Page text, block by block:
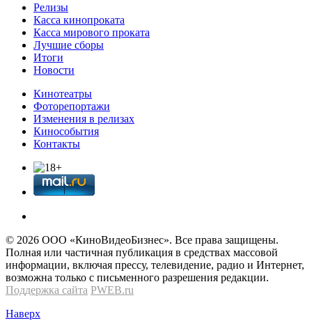
Релизы
Касса кинопроката
Касса мирового проката
Лучшие сборы
Итоги
Новости
Кинотеатры
Фоторепортажи
Изменения в релизах
Кинособытия
Контакты
© 2026 OOО «КиноВидеоБизнес». Все права защищены.
Полная или частичная публикация в средствах массовой
информации, включая прессу, телевидение, радио и Интернет,
возможна только с письменного разрешения редакции.
Поддержка сайта PWEB.ru
Наверх